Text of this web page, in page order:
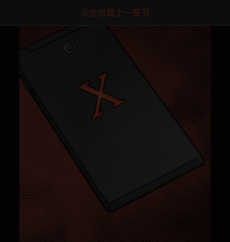
点击加载上一章节